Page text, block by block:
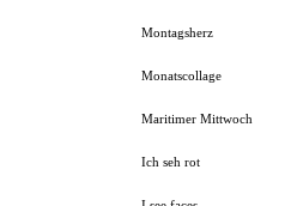
Montagsherz
Monatscollage
Maritimer Mittwoch
Ich seh rot